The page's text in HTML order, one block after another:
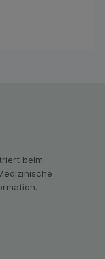
oder
beim